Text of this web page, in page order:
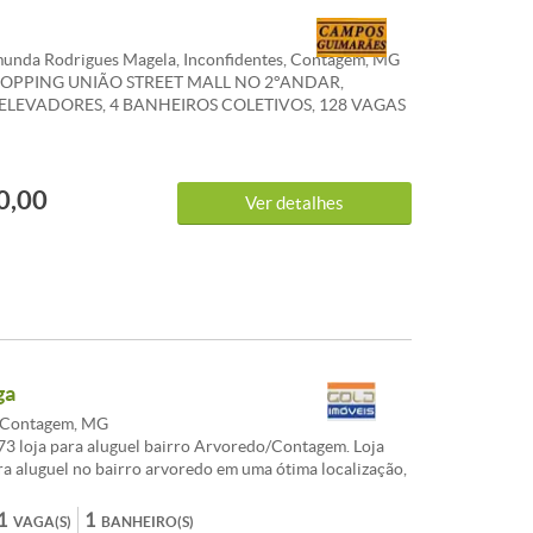
Rodrigues Magela, Inconfidentes, Contagem, MG
UNIÃO STREET MALL NO 2°ANDAR,
4 BANHEIROS COLETIVOS, 128 VAGAS
DE IPTU E CONDOMÍNIO SÃO
Ver detalhes
MG
loja para aluguel bairro Arvoredo/Contagem. Loja
aluguel no bairro arvoredo em uma ótima localização,
pia em bancada, banheiro social e um escritório
VAGA(S) BANHEIRO(S)
1